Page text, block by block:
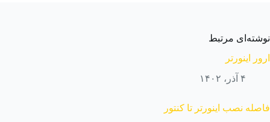
نوشته‌ای مرتبط
ارور اینورتر
۴ آذر، ۱۴۰۲
فاصله نصب اینورتر تا کنتور